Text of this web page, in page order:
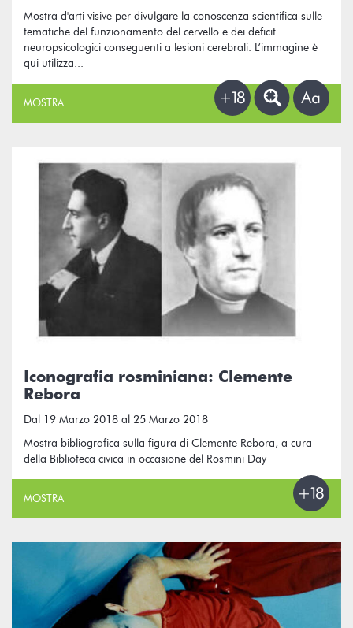
Mostra d'arti visive per divulgare la conoscenza scientifica sulle
tematiche del funzionamento del cervello e dei deficit
neuropsicologici conseguenti a lesioni cerebrali. L’immagine è
qui utilizza...
MOSTRA
Iconografia rosminiana: Clemente
Rebora
Dal 19 Marzo 2018 al 25 Marzo 2018
Mostra bibliografica sulla figura di Clemente Rebora, a cura
della Biblioteca civica in occasione del Rosmini Day
MOSTRA